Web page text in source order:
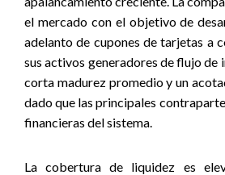
el mercado con el objetivo de
adelanto de cupones de tarjetas a
sus activos generadores de flujo de
corta madurez promedio y un
dado que las principales
financieras del sistema.
La cobertura de liquidez es